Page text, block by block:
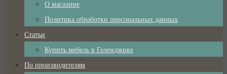
О магазине
Политика обработки персональных данных
Статьи
Купить мебель в Геленджике
По производителям